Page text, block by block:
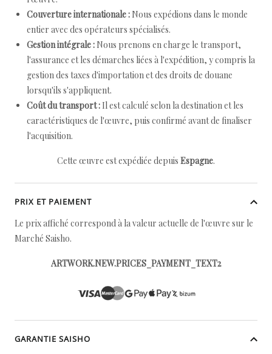
Couverture internationale : Nous expédions dans le monde
entier avec des opérateurs spécialisés.
Gestion intégrale : Nous prenons en charge le transport,
l'assurance et les démarches liées à l'expédition, y compris la
gestion des taxes d'importation et des droits de douane
lorsqu'ils s'appliquent.
Coût du transport : Il est calculé selon la destination et les
caractéristiques de l'œuvre, puis confirmé avant de finaliser
l'acquisition.
Cette œuvre est expédiée depuis Espagne.
PRIX ET PAIEMENT
Le prix affiché correspond à la valeur actuelle de l'œuvre sur le
Marché Saisho.
ARTWORK.NEW.PRICES_PAYMENT_TEXT2
GARANTIE SAISHO